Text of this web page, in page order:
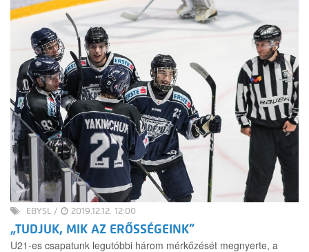
EBYSL / 2019.12.12. 12:00
„TUDJUK, MIK AZ ERŐSSÉGEINK”
U21-es csapatunk legutóbbi három mérkőzését megnyerte, a